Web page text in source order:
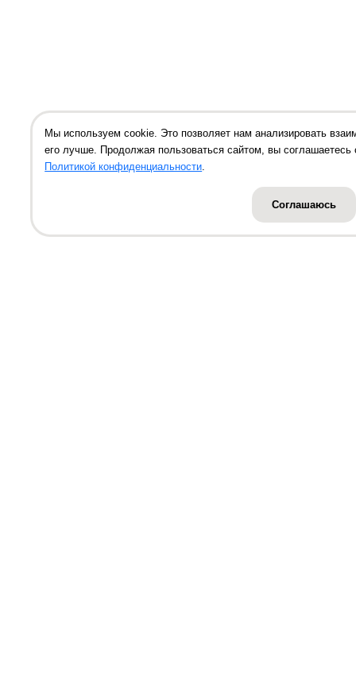
Мы используем cookie. Это позволяет нам анализировать
его лучше. Продолжая пользоваться сайтом, вы
Политикой конфиденциальности
Соглашаюсь